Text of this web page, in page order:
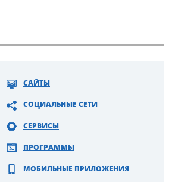
САЙТЫ
СОЦИАЛЬНЫЕ СЕТИ
СЕРВИСЫ
ПРОГРАММЫ
МОБИЛЬНЫЕ ПРИЛОЖЕНИЯ